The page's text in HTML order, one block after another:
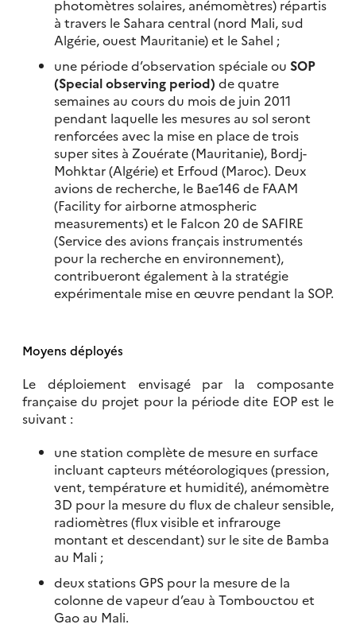
photomètres solaires, anémomètres) répartis
à travers le Sahara central (nord Mali, sud
Algérie, ouest Mauritanie) et le Sahel ;
une période d’observation spéciale ou SOP
(Special observing period) de quatre
semaines au cours du mois de juin 2011
pendant laquelle les mesures au sol seront
renforcées avec la mise en place de trois
super sites à Zouérate (Mauritanie), Bordj-
Mohktar (Algérie) et Erfoud (Maroc). Deux
avions de recherche, le Bae146 de FAAM
(Facility for airborne atmospheric
measurements) et le Falcon 20 de SAFIRE
(Service des avions français instrumentés
pour la recherche en environnement),
contribueront également à la stratégie
expérimentale mise en œuvre pendant la SOP.
Moyens déployés
Le déploiement envisagé par la composante
française du projet pour la période dite EOP est le
suivant :
une station complète de mesure en surface
incluant capteurs météorologiques (pression,
vent, température et humidité), anémomètre
3D pour la mesure du flux de chaleur sensible,
radiomètres (flux visible et infrarouge
montant et descendant) sur le site de Bamba
au Mali ;
deux stations GPS pour la mesure de la
colonne de vapeur d’eau à Tombouctou et
Gao au Mali.